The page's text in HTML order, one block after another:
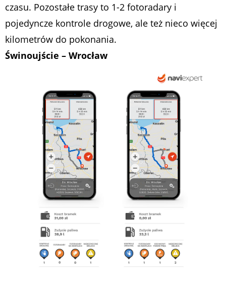
czasu. Pozostałe trasy to 1-2 fotoradary i
pojedyncze kontrole drogowe, ale też nieco więcej
kilometrów do pokonania.
Świnoujście – Wrocław